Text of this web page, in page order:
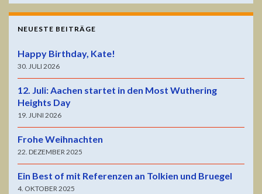
NEUESTE BEITRÄGE
Happy Birthday, Kate!
30. JULI 2026
12. Juli: Aachen startet in den Most Wuthering
Heights Day
19. JUNI 2026
Frohe Weihnachten
22. DEZEMBER 2025
Ein Best of mit Referenzen an Tolkien und Bruegel
4. OKTOBER 2025